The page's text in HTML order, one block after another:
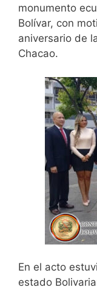
monumento
Bolívar, con
aniversario de
Chacao.
En el acto
estado